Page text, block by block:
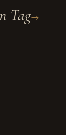
Tag→